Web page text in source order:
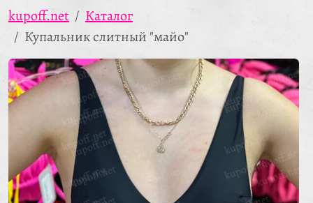
kupoff.net
Каталог
Купальник слитный "майо"